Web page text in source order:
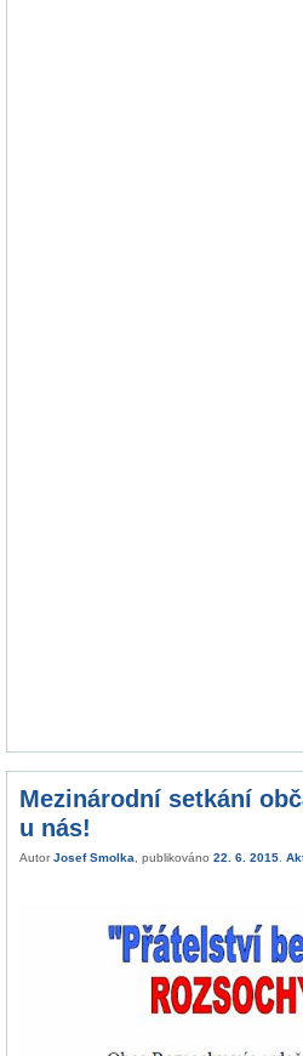
Mezinárodní setkání
u nás!
Autor Josef Smolka , publikováno 22. 6. 2015